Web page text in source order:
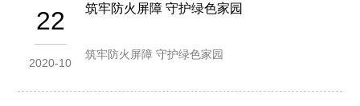
22
2020-10
筑牢防火屏障 守护绿色家园
筑牢防火屏障 守护绿色家园